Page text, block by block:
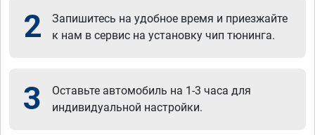
2
Запишитесь на удобное время и приезжайте
к нам в сервис на установку чип тюнинга.
3
Оставьте автомобиль на 1-3 часа для
индивидуальной настройки.